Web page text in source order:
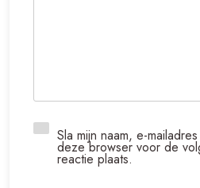
Sla mijn naam, e-
deze browser voor de
reactie plaats.